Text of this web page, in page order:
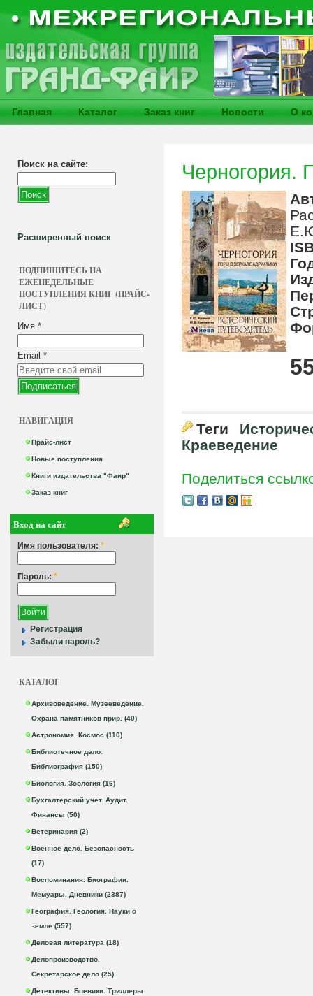
Главная Каталог Заказ книг Новости О
Поиск на сайте:
Расширенный поиск
ПОДПИШИТЕСЬ НА
ЕЖЕНЕДЕЛЬНЫЕ
ПОСТУПЛЕНИЯ КНИГ (ПРАЙС-
ЛИСТ)
Имя *
Email *
НАВИГАЦИЯ
Прайс-лист
Новые поступления
Книги издательства "Фаир"
Заказ книг
Вход на сайт
Имя пользователя: *
Пароль: *
Регистрация
Забыли пароль?
КАТАЛОГ
Архивоведение. Музееведение.
Охрана памятников прир. (40)
Астрономия. Космос (110)
Библиотечное дело.
Библиография (150)
Биология. Зоология (16)
Бухгалтерский учет. Аудит.
Финансы (50)
Ветеринария (2)
Военное дело. Безопасность
(17)
Воспоминания. Биографии.
Мемуары. Дневники (2387)
География. Геология. Науки о
земле (557)
Деловая литература (18)
Делопроизводство.
Секретарское дело (25)
Детективы. Боевики. Триллеры
Черногория.
Теги
Краеведение
Поделиться